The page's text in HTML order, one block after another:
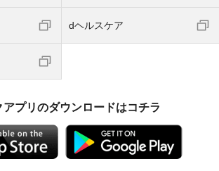
dヘルスケア
プリのダウンロードはコチラ